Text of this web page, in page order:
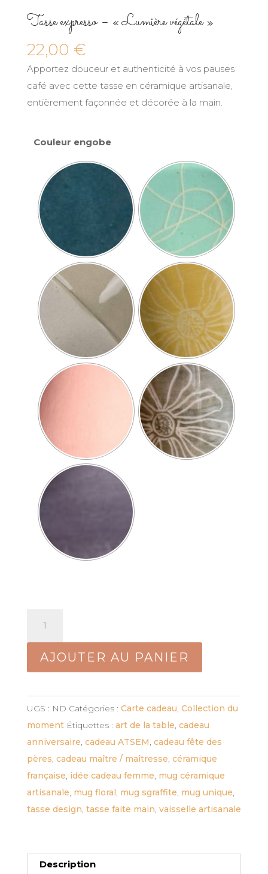
Tasse expresso – « Lumière végétale »
22,00 €
Apportez douceur et authenticité à vos pauses
café avec cette tasse en céramique artisanale,
entièrement façonnée et décorée à la main.
Couleur engobe
Tasse
AJOUTER AU PANIER
UGS : ND Catégories : Carte cadeau, Collection du
moment Étiquettes : art de la table, cadeau
anniversaire, cadeau ATSEM, cadeau fête des
pères, cadeau maître / maîtresse, céramique
française, idée cadeau femme, mug céramique
artisanale, mug floral , mug sgraffite, mug unique,
tasse design, tasse faite main, vaisselle artisanale
Description